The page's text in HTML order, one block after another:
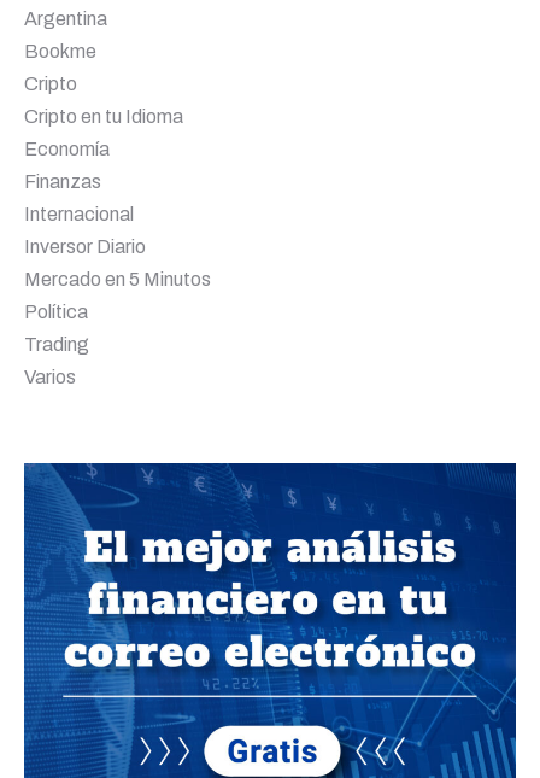
Argentina
Bookme
Cripto
Cripto en tu Idioma
Economía
Finanzas
Internacional
Inversor Diario
Mercado en 5 Minutos
Política
Trading
Varios